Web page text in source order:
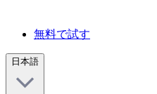
無料で試す
日本語